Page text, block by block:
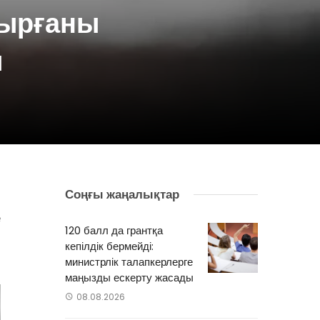
Соңғы жаңалықтар
120 балл да грантқа
кепілдік бермейді:
министрлік талапкерлерге
маңызды ескерту жасады
08.08.2026